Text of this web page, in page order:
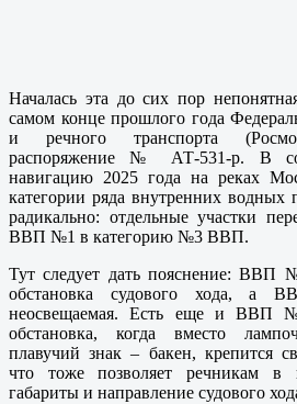
Началась эта до сих пор
самом конце прошлого года
и речного транспорта
распоряжение № АТ-531-р. В
навигацию 2025 года на реках
категории ряда внутренних водных
радикально: отдельные участки
ВВП №1 в категорию №3 ВВП.
Тут следует дать пояснение: ВВП
обстановка судового хода,
неосвещаемая. Есть еще и ВВП
обстановка, когда вместо
плавучий знак – бакен, крепится
что тоже позволяет речникам в
габариты и направление судового